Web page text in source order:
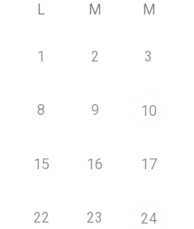
L M M
1 2 3
8 9 10
15 16 17
22 23 24